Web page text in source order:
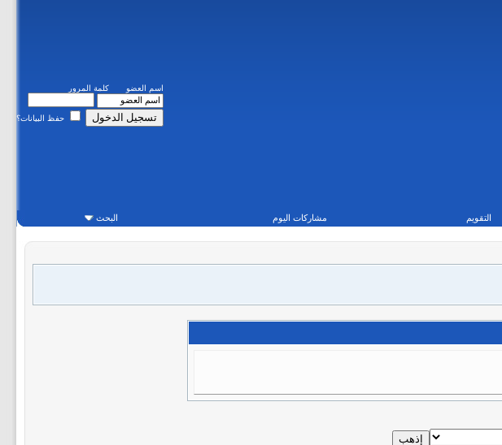
اسم العضو كلمة المرور
حفظ البيانات؟
التقويم مشاركات اليوم البحث